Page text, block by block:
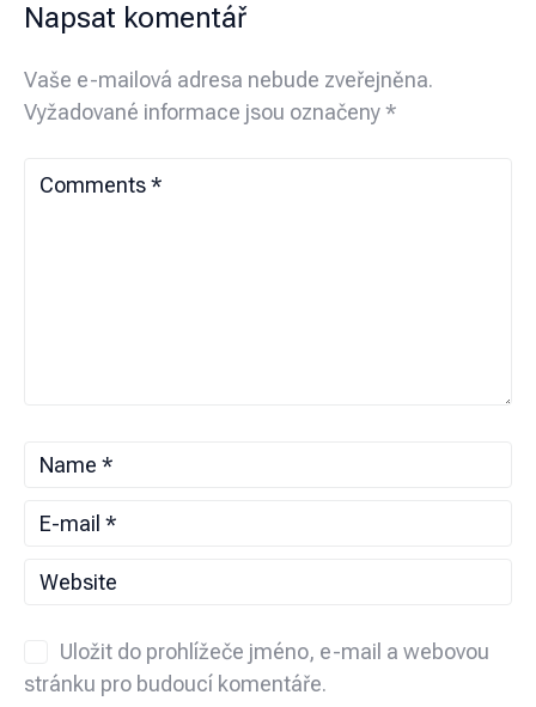
Napsat komentář
Vaše e-mailová adresa nebude zveřejněna.
Vyžadované informace jsou označeny*
Uložit do prohlížeče jméno, e-mail a webovou
stránku pro budoucí komentáře.